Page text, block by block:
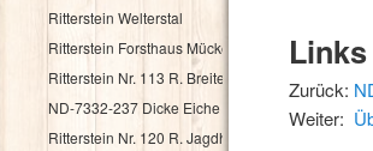
Ritterstein Welterstal
Ritterstein Forsthaus Mückenwies
Ritterstein Nr. 113 R. Breitenstein 500 Schr.
ND-7332-237 Dicke Eiche
Ritterstein Nr. 120 R. Jagdhaus Breitscheid
Zurück:
Weiter: